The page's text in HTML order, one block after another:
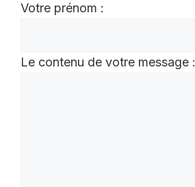
Votre prénom :
Le contenu de votre message :